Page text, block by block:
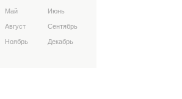
Май Июнь
Август Сентябрь
Ноябрь Декабрь